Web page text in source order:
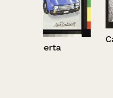
Carta ganadora